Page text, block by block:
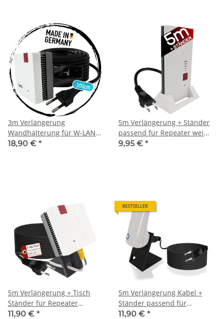
3m Verlängerung
Wandhalterung für W-LAN
Repeater für Fritz Repeater
18,90 € *
5m Verlängerung + Ständer
passend für Repeater weiß
für AVM Fritz!Repeater 2400
9,95 € *
5m Verlängerung + Tisch
Ständer für Repeater
passend für AVM 600 1200
11,90 € *
BESTSELLER
5m Verlängerung Kabel +
Ständer passend für
Repeater TP-Link RE190
11,90 € *